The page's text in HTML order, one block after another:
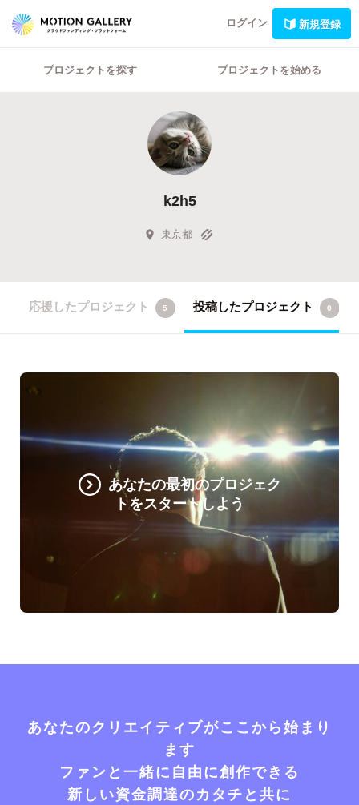
ログイン 新規登録
プロジェクトを探す プロジェクトを始める
k2h5
東京都
応援したプロジェクト 5 投稿したプロジェクト 0
あなたの最初のプロジェク
トをスタートしよう
あなたのクリエイティブがここから始まり
ます
ファンと一緒に自由に創作できる
新しい資金調達のカタチと共に